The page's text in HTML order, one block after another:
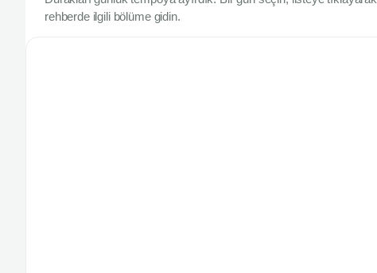
rehberde ilgili bölüme gidin.